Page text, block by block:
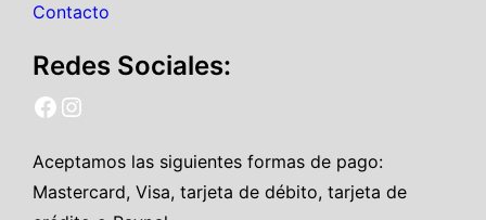
Contacto
Redes Sociales:
Facebook MirSimulador
Instagram MirSimulador
Aceptamos las siguientes formas de pago:
Mastercard, Visa, tarjeta de débito, tarjeta de